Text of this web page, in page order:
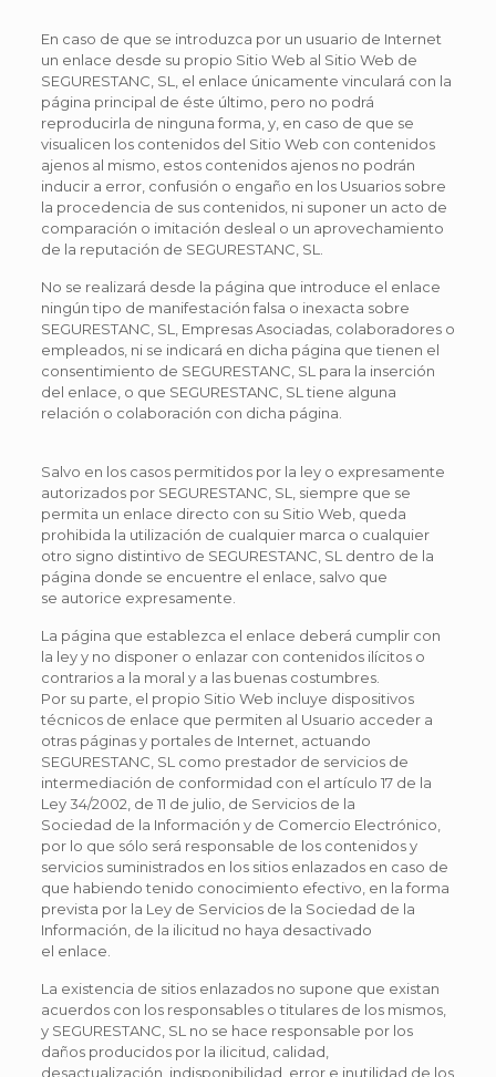
En caso de que se introduzca por un usuario de Internet
un enlace desde su propio Sitio Web al Sitio Web de
SEGURESTANC, SL, el enlace únicamente vinculará con la
página principal de éste último, pero no podrá
reproducirla de ninguna forma, y, en caso de que se
visualicen los contenidos del Sitio Web con contenidos
ajenos al mismo, estos contenidos ajenos no podrán
inducir a error, confusión o engaño en los Usuarios sobre
la procedencia de sus contenidos, ni suponer un acto de
comparación o imitación desleal o un aprovechamiento
de la reputación de SEGURESTANC, SL.
No se realizará desde la página que introduce el enlace
ningún tipo de manifestación falsa o inexacta sobre
SEGURESTANC, SL, Empresas Asociadas, colaboradores o
empleados, ni se indicará en dicha página que tienen el
consentimiento de SEGURESTANC, SL para la inserción
del enlace, o que SEGURESTANC, SL tiene alguna
relación o colaboración con dicha página.
Salvo en los casos permitidos por la ley o expresamente
autorizados por SEGURESTANC, SL, siempre que se
permita un enlace directo con su Sitio Web, queda
prohibida la utilización de cualquier marca o cualquier
otro signo distintivo de SEGURESTANC, SL dentro de la
página donde se encuentre el enlace, salvo que
se autorice expresamente.
La página que establezca el enlace deberá cumplir con
la ley y no disponer o enlazar con contenidos ilícitos o
contrarios a la moral y a las buenas costumbres.
Por su parte, el propio Sitio Web incluye dispositivos
técnicos de enlace que permiten al Usuario acceder a
otras páginas y portales de Internet, actuando
SEGURESTANC, SL como prestador de servicios de
intermediación de conformidad con el artículo 17 de la
Ley 34/2002, de 11 de julio, de Servicios de la
Sociedad de la Información y de Comercio Electrónico,
por lo que sólo será responsable de los contenidos y
servicios suministrados en los sitios enlazados en caso de
que habiendo tenido conocimiento efectivo, en la forma
prevista por la Ley de Servicios de la Sociedad de la
Información, de la ilicitud no haya desactivado
el enlace.
La existencia de sitios enlazados no supone que existan
acuerdos con los responsables o titulares de los mismos,
y SEGURESTANC, SL no se hace responsable por los
daños producidos por la ilicitud, calidad,
desactualización, indisponibilidad, error e inutilidad de los